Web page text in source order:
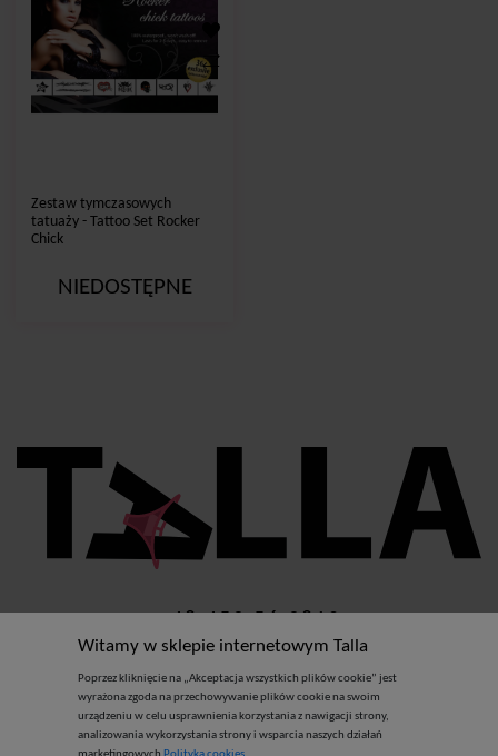
Zestaw tymczasowych
tatuaży - Tattoo Set Rocker
Chick
NIEDOSTĘPNE
info@talla.pl
Uwaga! Ta strona zawiera materiały dla dorosłych, które
Witamy w sklepie internetowym Talla
Poprzez kliknięcie na „Akceptacja wszystkich plików cookie” jest
wyrażona zgoda na przechowywanie plików cookie na swoim
urządzeniu w celu usprawnienia korzystania z nawigacji strony,
analizowania wykorzystania strony i wsparcia naszych działań